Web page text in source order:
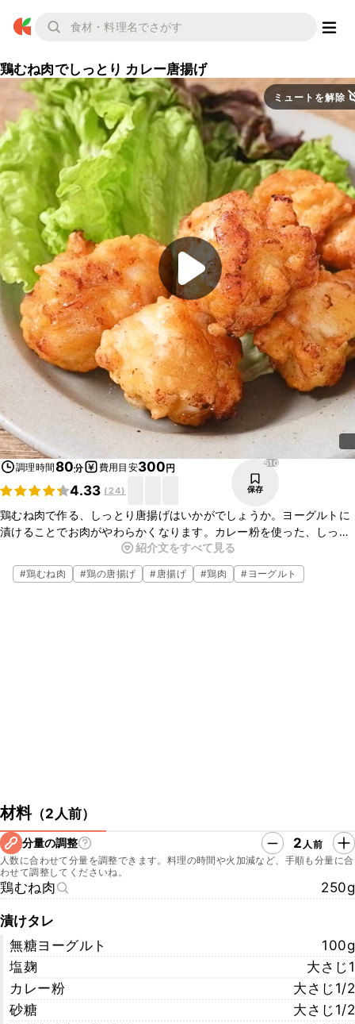
鶏むね肉でしっとり カレー唐揚げ
ミュートを解除
調理時間80分 費用目安300円
4.33 (24)
510
保存
鶏むね肉で作る、しっとり唐揚げはいかがでしょうか。ヨーグルトに
漬けることでお肉がやわらかくなります。カレー粉を使った、しっか
りと濃いめの味つけなので、ごはんのおかずにもお酒のおつまみにも
おすすめですよ。ぜひお試しくださいね。
紹介文をすべて見る
#鶏むね肉 #鶏の唐揚げ #唐揚げ #鶏肉 #ヨーグルト
材料（2人前）
分量の調整 2 人前
人数に合わせて分量を調整できます。料理の時間や火加減など、手順も分量に合
わせて調整してくださいね。
鶏むね肉 250g
漬けタレ
無糖ヨーグルト
100g
塩麹
大さじ1
カレー粉
大さじ1/2
砂糖
大さじ1/2